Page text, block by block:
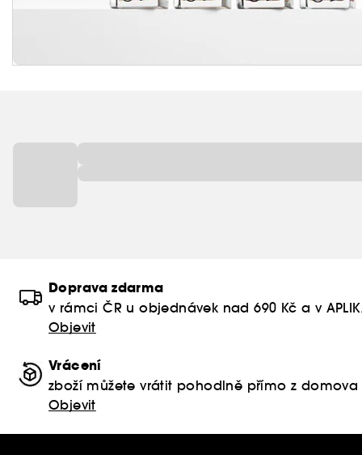
Doprava zdarma
v rámci ČR u objednávek nad 690 Kč a v
Objevit
Vrácení
zboží můžete vrátit pohodlně přímo z domova
Objevit